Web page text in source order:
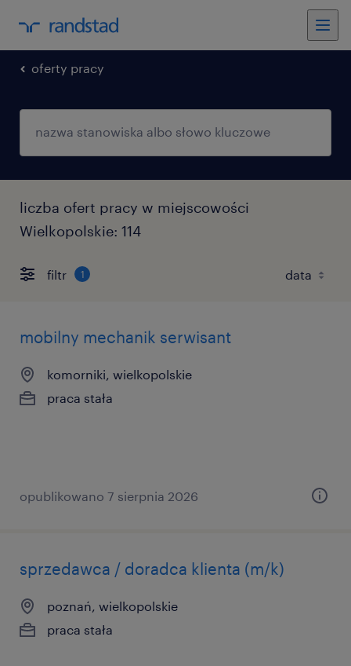
oferty pracy
liczba ofert pracy w miejscowości
Wielkopolskie: 114
filtr 1
mobilny mechanik serwisant
komorniki, wielkopolskie
praca stała
opublikowano 7 sierpnia 2026
sprzedawca / doradca klienta (m/k)
poznań, wielkopolskie
praca stała